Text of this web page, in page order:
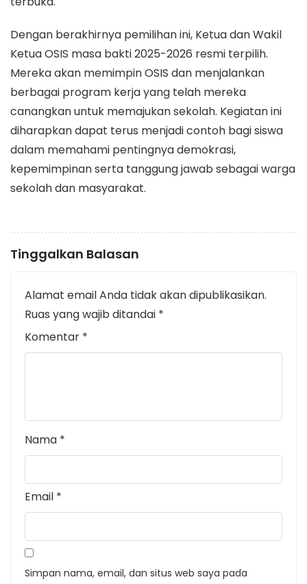
Dengan berakhirnya pemilihan ini, Ketua dan Wakil
Ketua OSIS masa bakti 2025-2026 resmi terpilih.
Mereka akan memimpin OSIS dan menjalankan
berbagai program kerja yang telah mereka
canangkan untuk memajukan sekolah. Kegiatan ini
diharapkan dapat terus menjadi contoh bagi siswa
dalam memahami pentingnya demokrasi,
kepemimpinan serta tanggung jawab sebagai warga
sekolah dan masyarakat.
Tinggalkan Balasan
Alamat email Anda tidak akan dipublikasikan.
Ruas yang wajib ditandai *
Komentar *
Nama *
Email *
Simpan nama, email, dan situs web saya pada